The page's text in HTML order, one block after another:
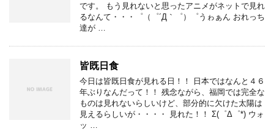
です。 もう見れないと思ったアニメがネットで見れ
るなんて・・・゜（゜´Д｀゜）゜うゎぁん おれっち
達が …
皆既日食
今日は皆既日食が見れる日！！ 日本ではなんと４６
年ぶりなんだって！！ 残念ながら、福岡では完全な
ものは見れないらしいけど、部分的に欠けた太陽は
見えるらしいが・・・・ 見れた！！ Σ(゜Δ゜*) ウォ
ッ …